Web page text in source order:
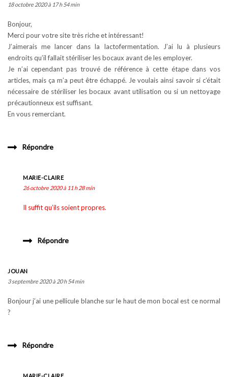
18 octobre 2020 à 17 h 54 min
Bonjour,
Merci pour votre site très riche et intéressant!
J’aimerais me lancer dans la lactofermentation. J’ai lu à plusieurs
endroits qu’il fallait stériliser les bocaux avant de les employer.
Je n’ai cependant pas trouvé de référence à cette étape dans vos
articles, mais ça m’a peut être échappé. Je voulais ainsi savoir si c’était
nécessaire de stériliser les bocaux avant utilisation ou si un nettoyage
précautionneux est suffisant.
En vous remerciant.
Répondre
MARIE-CLAIRE
26 octobre 2020 à 11 h 28 min
Il suffit qu’ils soient propres.
Répondre
JOUAN
3 septembre 2020 à 20 h 54 min
Bonjour j’ai une pellicule blanche sur le haut de mon bocal est ce normal
?
Répondre
MARIE-CLAIRE